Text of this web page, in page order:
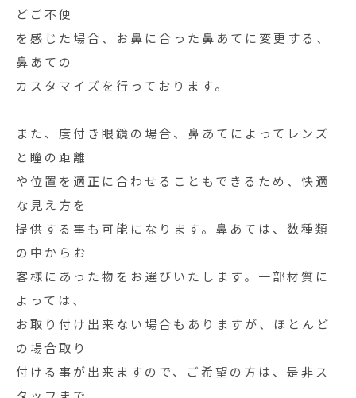
どご不便
を感じた場合、お鼻に合った鼻あてに変更する、
鼻あての
カスタマイズを行っております。
また、度付き眼鏡の場合、鼻あてによってレンズ
と瞳の距離
や位置を適正に合わせることもできるため、快適
な見え方を
提供する事も可能になります。鼻あては、数種類
の中からお
客様にあった物をお選びいたします。一部材質に
よっては、
お取り付け出来ない場合もありますが、ほとんど
の場合取り
付ける事が出来ますので、ご希望の方は、是非ス